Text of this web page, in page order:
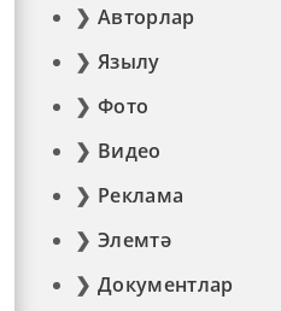
Авторлар
Язылу
Фото
Видео
Реклама
Элемтә
Документлар